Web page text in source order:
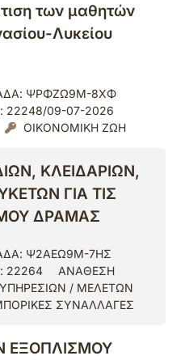
των μαθητών
Λυκείου
ΨΡΦΖΩ9Μ-8ΧΦ
22248/09-07-2026
ΟΙΚΟΝΟΜΙΚΗ ΖΩΗ
ΚΛΕΙΔΑΡΙΩΝ,
ΓΙΑ ΤΙΣ
ΔΡΑΜΑΣ
Ψ2ΑΕΩ9Μ-7ΗΣ
22264
ΑΝΑΘΕΣΗ
/ ΜΕΛΕΤΩΝ
ΣΥΝΑΛΛΑΓΕΣ
ΕΞΟΠΛΙΣΜΟΥ